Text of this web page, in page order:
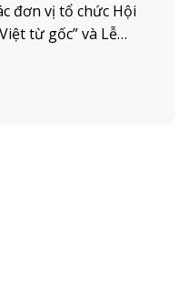
đơn vị tổ chức Hội
từ gốc” và Lễ